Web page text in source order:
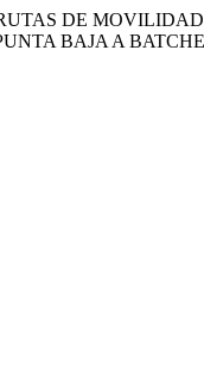
DE
BAJA A